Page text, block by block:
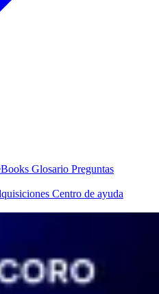
Glosario Preguntas
Centro de ayuda